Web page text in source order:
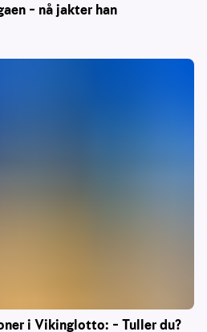
– nå jakter han
i Vikinglotto: – Tuller du?